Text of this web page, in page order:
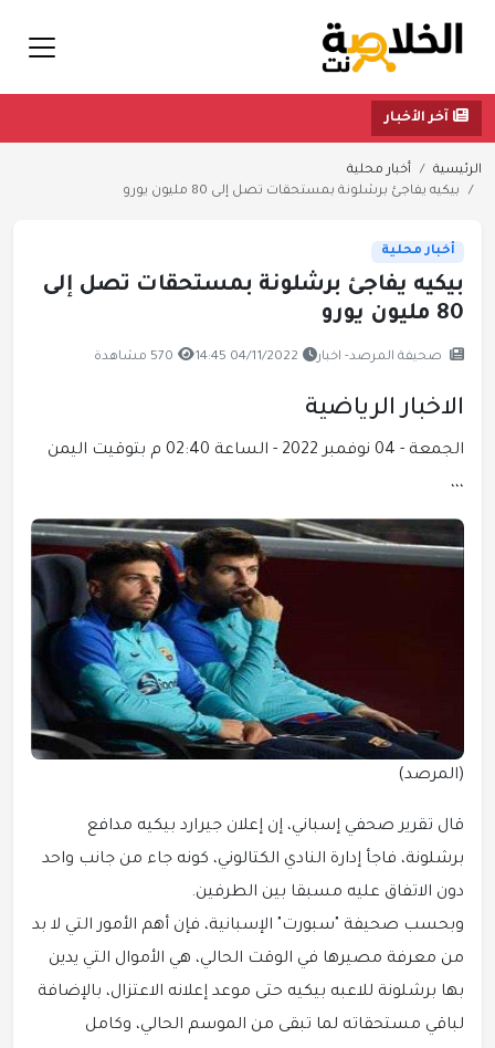
آخر الأخبار
الرئيسية
أخبار محلية
بيكيه يفاجئ برشلونة بمستحقات تصل إلى 80 مليون يورو
أخبار محلية
بيكيه يفاجئ برشلونة بمستحقات تصل إلى
80 مليون يورو
صحيفة المرصد- اخبار 04/11/2022 14:45 570 مشاهدة
الاخبار الرياضية
الجمعة - 04 نوفمبر 2022 - الساعة 02:40 م بتوقيت اليمن
،،،
(المرصد)
قال تقرير صحفي إسباني، إن إعلان جيرارد بيكيه مدافع
برشلونة، فاجأ إدارة النادي الكتالوني، كونه جاء من جانب واحد
دون الاتفاق عليه مسبقا بين الطرفين.
وبحسب صحيفة "سبورت" الإسبانية، فإن أهم الأمور التي لا بد
من معرفة مصيرها في الوقت الحالي، هي الأموال التي يدين
بها برشلونة للاعبه بيكيه حتى موعد إعلانه الاعتزال، بالإضافة
لباقي مستحقاته لما تبقى من الموسم الحالي، وكامل